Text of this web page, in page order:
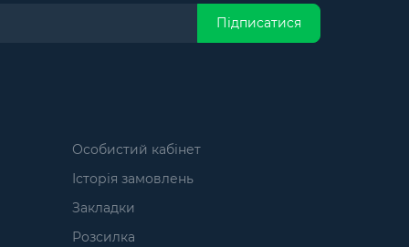
Підписатися
Особистий кабінет
Історія замовлень
Закладки
Розсилка